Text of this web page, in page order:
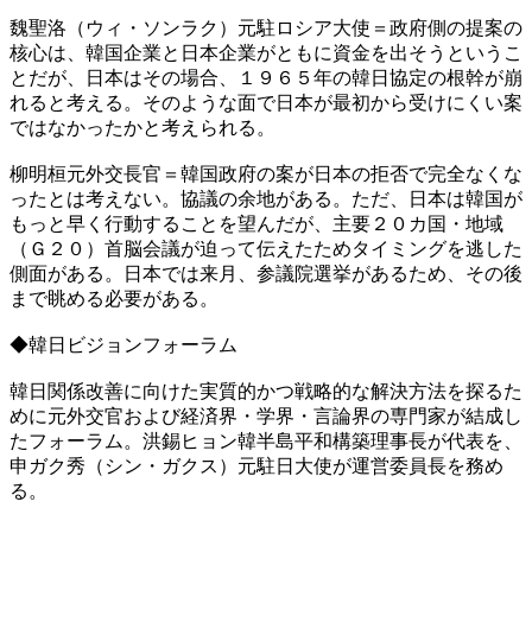
魏聖洛（ウィ・ソンラク）元駐ロシア大使＝政府側の提案の
核心は、韓国企業と日本企業がともに資金を出そうというこ
とだが、日本はその場合、１９６５年の韓日協定の根幹が崩
れると考える。そのような面で日本が最初から受けにくい案
ではなかったかと考えられる。
柳明桓元外交長官＝韓国政府の案が日本の拒否で完全なくな
ったとは考えない。協議の余地がある。ただ、日本は韓国が
もっと早く行動することを望んだが、主要２０カ国・地域
（Ｇ２０）首脳会議が迫って伝えたためタイミングを逃した
側面がある。日本では来月、参議院選挙があるため、その後
まで眺める必要がある。
◆韓日ビジョンフォーラム
韓日関係改善に向けた実質的かつ戦略的な解決方法を探るた
めに元外交官および経済界・学界・言論界の専門家が結成し
たフォーラム。洪錫ヒョン韓半島平和構築理事長が代表を、
申ガク秀（シン・ガクス）元駐日大使が運営委員長を務め
る。